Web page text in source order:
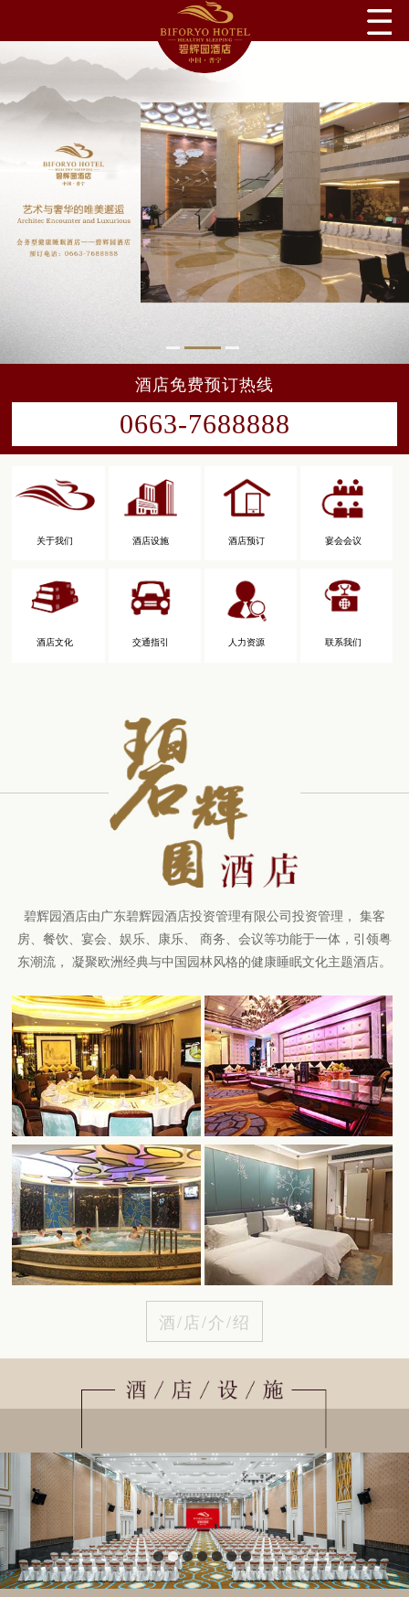
酒店免费预订热线
0663-7688888
关于我们 酒店设施 酒店预订 宴会会议
酒店文化 交通指引 人力资源 联系我们
碧辉园酒店由广东碧辉园酒店投资管理有限公司投资管理， 集客
房、餐饮、宴会、娱乐、康乐、 商务、会议等功能于一体，引领粤
东潮流， 凝聚欧洲经典与中国园林风格的健康睡眠文化主题酒店。
酒/店/介/绍